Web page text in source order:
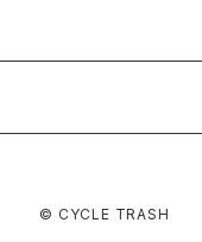
© CYCLE TRASH